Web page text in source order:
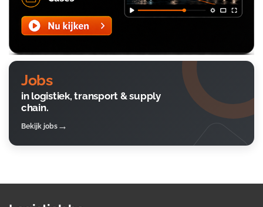
Jobs
in logistiek, transport & supply
chain.
Bekijk jobs